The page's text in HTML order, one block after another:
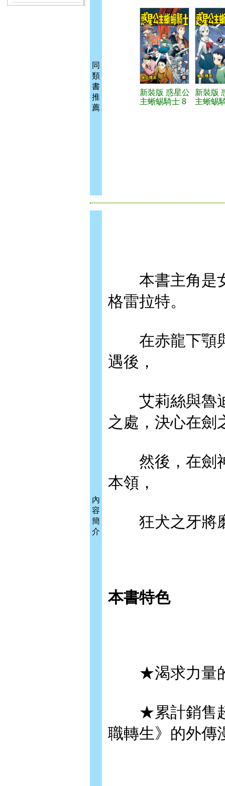
同
類
書
推
薦
新裝版 惑星公
主蜥蜴騎士 8
新裝版
主蜥蜴
內
容
簡
介
本書主角是女
格雷拉特。
在赤龍下顎與
遇後，
艾莉絲與魯迪
之處，決心在劍
然後，在劍神
本領，
狂犬之牙將磨
本書特色
★渴求力量的
★累計銷售超
職轉生》的外傳